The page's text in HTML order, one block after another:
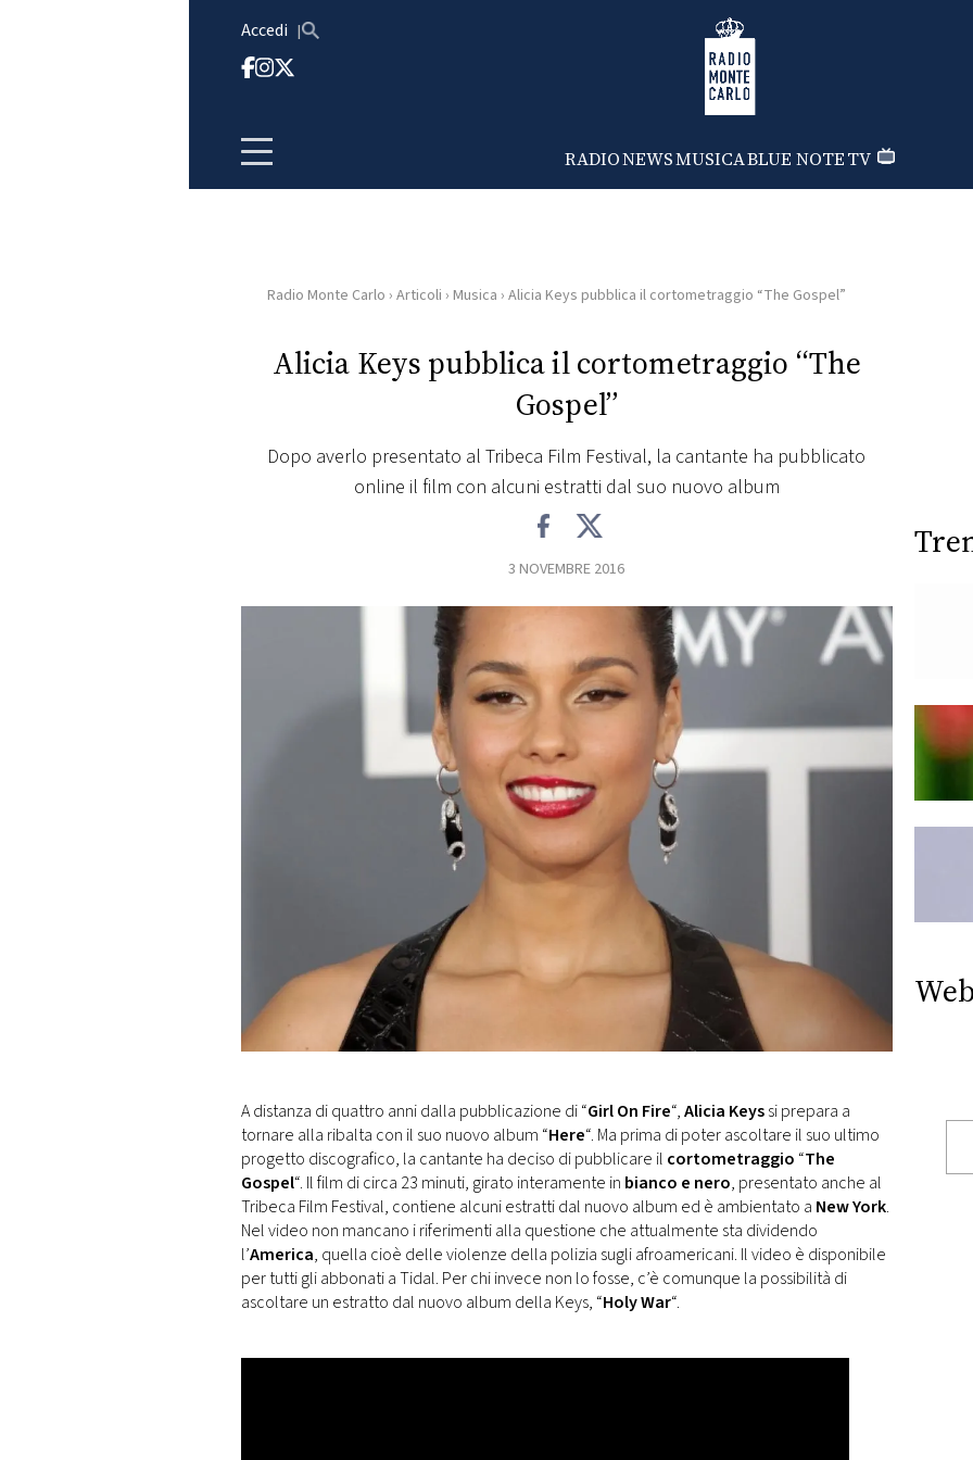
Accedi Radio Monte Carlo
RADIONEWSMUSICABLUE NOTETV
HOME
RADIO
RADIO
PRINCIPATO
MONACO
Radio Monte Carlo › Articoli › Musica › Alicia Keys pubblica il cortometraggio “The Gospel”
Alicia Keys pubblica il cortometraggio “The
Gospel”
Dopo averlo presentato al Tribeca Film Festival, la cantante ha pubblicato
online il film con alcuni estratti dal suo nuovo album
3 NOVEMBRE 2016
A distanza di quattro anni dalla pubblicazione di “Girl On Fire“,Alicia Keyssi prepara a
tornare alla ribalta con il suo nuovo album “Here“. Ma prima di poter ascoltare il suo ultimo
progetto discografico, la cantante ha deciso di pubblicare il cortometraggio “The
Gospel“. Il film di circa 23 minuti, girato interamente in bianco e nero, presentato anche al
Tribeca Film Festival, contiene alcuni estratti dal nuovo album ed è ambientato a New York.
Nel video non mancano i riferimenti alla questione che attualmente sta dividendo
l’America, quella cioè delle violenze della polizia sugli afroamericani. Il video è disponibile
per tutti gli abbonati a Tidal. Per chi invece non lo fosse, c’è comunque la possibilità di
ascoltare un estratto dal nuovo album della Keys, “Holy War“.